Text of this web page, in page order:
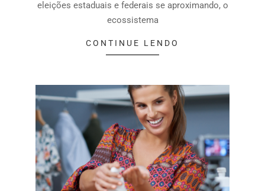
eleições estaduais e federais se aproximando, o
ecossistema
CONTINUE LENDO